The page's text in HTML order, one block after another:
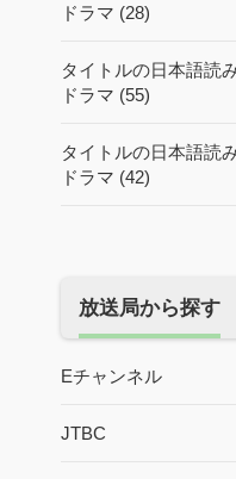
ドラマ (28)
タイトルの日本語読
ドラマ (55)
タイトルの日本語読
ドラマ (42)
放送局から探す
Eチャンネル
JTBC